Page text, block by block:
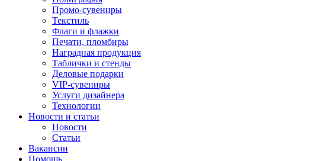
Промо-сувениры
Текстиль
Флаги и флажки
Печати, пломбиры
Наградная продукция
Таблички и стенды
Деловые подарки
VIP-сувениры
Услуги дизайнера
Технологии
Новости и статьи
Новости
Статьи
Вакансии
Помощь